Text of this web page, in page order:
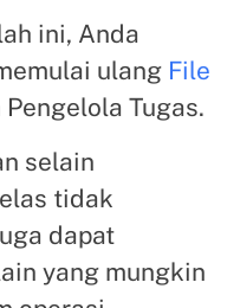
ini, Anda
ulang File
Tugas.
selain
tidak
dapat
yang mungkin